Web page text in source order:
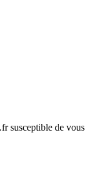
susceptible de vous